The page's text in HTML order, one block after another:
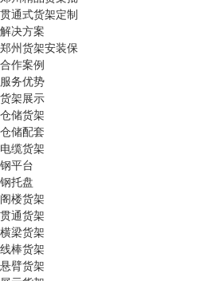
贯通式货架定制
解决方案
郑州货架安装保
合作案例
服务优势
货架展示
仓储货架
仓储配套
电缆货架
钢平台
钢托盘
阁楼货架
贯通货架
横梁货架
线棒货架
悬臂货架